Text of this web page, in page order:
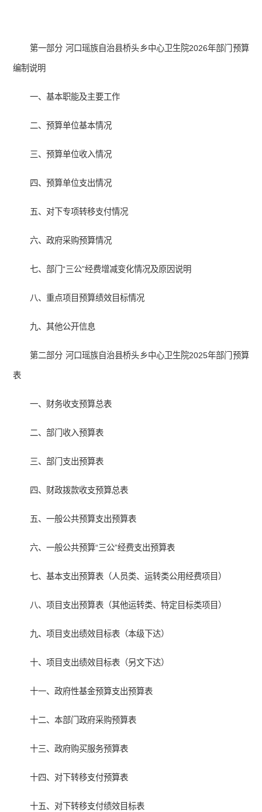
第一部分 河口瑶族自治县桥头乡中心卫生院2026年部门预算
编制说明
一、基本职能及主要工作
二、预算单位基本情况
三、预算单位收入情况
四、预算单位支出情况
五、对下专项转移支付情况
六、政府采购预算情况
七、部门“三公”经费增减变化情况及原因说明
八、重点项目预算绩效目标情况
九、其他公开信息
第二部分 河口瑶族自治县桥头乡中心卫生院2025年部门预算
表
一、财务收支预算总表
二、部门收入预算表
三、部门支出预算表
四、财政拨款收支预算总表
五、一般公共预算支出预算表
六、一般公共预算“三公”经费支出预算表
七、基本支出预算表（人员类、运转类公用经费项目）
八、项目支出预算表（其他运转类、特定目标类项目）
九、项目支出绩效目标表（本级下达）
十、项目支出绩效目标表（另文下达）
十一、政府性基金预算支出预算表
十二、本部门政府采购预算表
十三、政府购买服务预算表
十四、对下转移支付预算表
十五、对下转移支付绩效目标表